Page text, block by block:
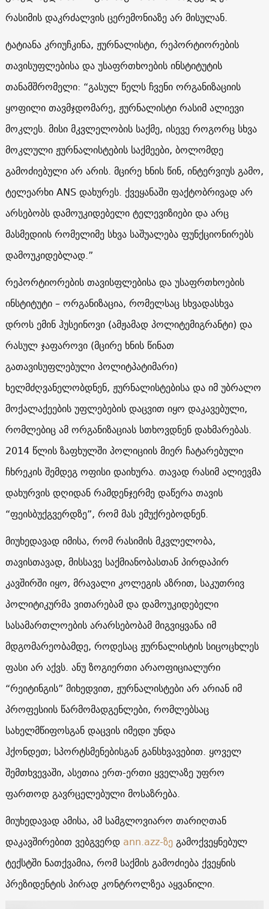
რასიმის დაკრძალვის ცერემონიაზე არ მისულან.
ტატიანა კრიუჩკინა, ჟურნალისტი, რეპორტიორების
თავისუფლებისა და უსაფრთხოების ინსტიტუტის
თანამშრომელი: “გასულ წელს ჩვენი ორგანიზაციის
ყოფილი თავმჯდომარე, ჟურნალისტი რასიმ ალიევი
მოკლეს. მისი მკვლელობის საქმე, ისევე როგორც სხვა
მოკლული ჟურნალისტების საქმეები, ბოლომდე
გამოძიებული არ არის. მცირე ხნის წინ, ინტერვიუს გამო,
ტელეარხი ANS დახურეს. ქვეყანაში ფაქტობრივად არ
არსებობს დამოუკიდებელი ტელევიზიები და არც
მასმედიის რომელიმე სხვა საშუალება ფუნქციონირებს
დამოუკიდებლად.”
რეპორტიორების თავისფლებისა და უსაფრთხოების
ინსტიტუტი – ორგანიზაცია, რომელსაც სხვადასხვა
დროს ემინ ჰუსეინოვი (ამჟამად პოლიტემიგრანტი) და
რასულ ჯაფაროვი (მცირე ხნის წინათ
გათავისუფლებული პოლიტპატიმარი)
ხელმძღვანელობდნენ, ჟურნალისტებისა და იმ უბრალო
მოქალაქეების უფლებების დაცვით იყო დაკავებული,
რომლებიც ამ ორგანიზაციას სთხოვდნენ დახმარებას.
2014 წლის ზაფხულში პოლიციის მიერ ჩატარებული
ჩხრეკის შემდეგ ოფისი დაიხურა. თავად რასიმ ალიევმა
დახურვის დღიდან რამდენჯერმე დაწერა თავის
“ფეისბუქგვერდზე”, რომ მას ემუქრებოდნენ.
მიუხედავად იმისა, რომ რასიმის მკვლელობა,
თავისთავად, მისსავე საქმიანობასთან პირდაპირ
კავშირში იყო, მრავალი კოლეგის აზრით, საკუთრივ
პოლიტიკურმა ვითარებამ და დამოუკიდებელი
სასამართლოების არარსებობამ მიგვიყვანა იმ
მდგომარეობამდე, როდესაც ჟურნალისტის სიცოცხლეს
ფასი არ აქვს. ანუ ზოგიერთი არაოფიციალური
“რეიტინგის” მიხედვით, ჟურნალისტები არ არიან იმ
პროფესიის წარმომადგენლები, რომლებსაც
სახელმწიფოსგან დაცვის იმედი უნდა
ჰქონდეთ; სპორტსმენებისგან განსხვავებით. ყოველ
შემთხვევაში, ასეთია ერთ-ერთი ყველაზე უფრო
ფართოდ გავრცელებული მოსაზრება.
მიუხედავად ამისა, ამ სამგლოვიარო თარიღთან
დაკავშირებით ვებგვერდ ann.azz-ზეგამოქვეყნებულ
ტექსტში ნათქვამია, რომ საქმის გამოძიება ქვეყნის
პრეზიდენტის პირად კონტროლზეა აყვანილი.